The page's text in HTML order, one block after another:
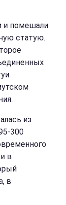
и помешали
статую.
из
300
в
в